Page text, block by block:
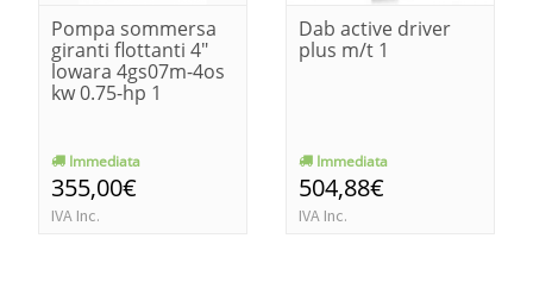
Pompa sommersa
giranti flottanti 4"
lowara 4gs07m-4os
kw 0.75-hp 1
Immediata
355,00€
IVA Inc.
Dab active driver
plus m/t 1
Immediata
504,88€
IVA Inc.